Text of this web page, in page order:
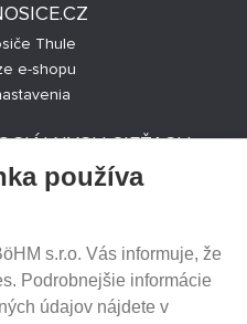
Thule
e-shopu
SIEŤACH
SPLÁTKY
používa
s.r.o. Vás informuje, že
Podrobnejšie informácie
údajov nájdete v